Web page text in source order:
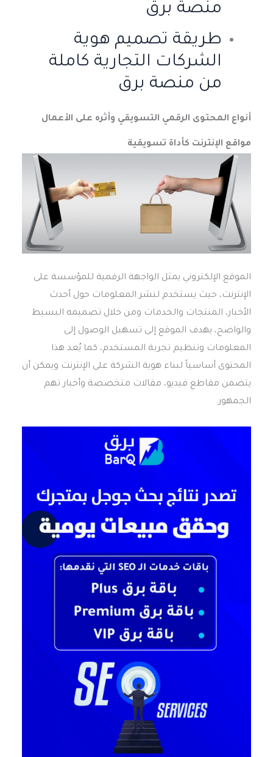
منصة برق
طريقة تصميم هوية
الشركات التجارية كاملة
من منصة برق
أنواع المحتوى الرقمي التسويقي وأثره على الأعمال
مواقع الإنترنت كأداة تسويقية
الموقع الإلكتروني يمثل الواجهة الرقمية للمؤسسة على
الإنترنت، حيث يستخدم لنشر المعلومات حول أحدث
الأخبار، المنتجات والخدمات ومن خلال تصميمه البسيط
والواضح، يهدف الموقع إلى تسهيل الوصول إلى
المعلومات وتنظيم تجربة المستخدم، كما يُعد هذا
المحتوى أساسياً لبناء هوية الشركة على الإنترنت ويمكن أن
يتضمن مقاطع فيديو، مقالات متخصصة وأخبار تهم
الجمهور.